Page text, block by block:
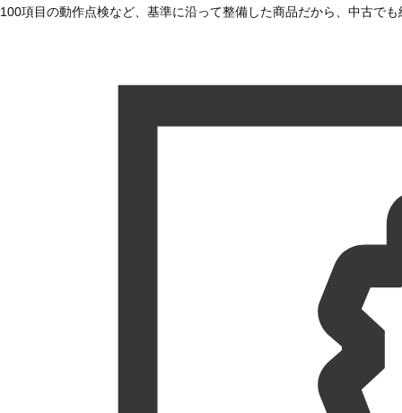
100項目の動作点検など、基準に沿って整備した商品だから、中古で